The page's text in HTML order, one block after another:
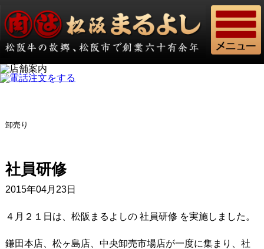
卸売り
社員研修
2015年04月23日
４月２１日は、松阪まるよしの 社員研修 を実施しました。
鎌田本店、松ヶ島店、中央卸売市場店が一度に集まり、社